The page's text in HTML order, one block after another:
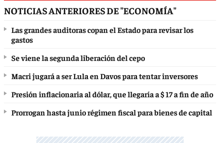
NOTICIAS ANTERIORES DE "ECONOMÍA"
Las grandes auditoras copan el Estado para revisar los
gastos
Se viene la segunda liberación del cepo
Macri jugará a ser Lula en Davos para tentar inversores
Presión inflacionaria al dólar, que llegaría a $ 17 a fin de año
Prorrogan hasta junio régimen fiscal para bienes de capital